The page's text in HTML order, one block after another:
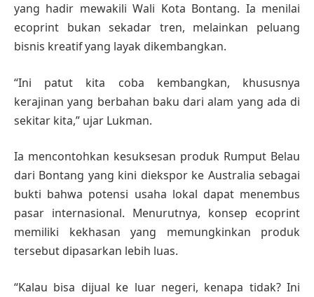
yang hadir mewakili Wali Kota Bontang. Ia menilai
ecoprint bukan sekadar tren, melainkan peluang
bisnis kreatif yang layak dikembangkan.
“Ini patut kita coba kembangkan, khususnya
kerajinan yang berbahan baku dari alam yang ada di
sekitar kita,” ujar Lukman.
Ia mencontohkan kesuksesan produk Rumput Belau
dari Bontang yang kini diekspor ke Australia sebagai
bukti bahwa potensi usaha lokal dapat menembus
pasar internasional. Menurutnya, konsep ecoprint
memiliki kekhasan yang memungkinkan produk
tersebut dipasarkan lebih luas.
“Kalau bisa dijual ke luar negeri, kenapa tidak? Ini